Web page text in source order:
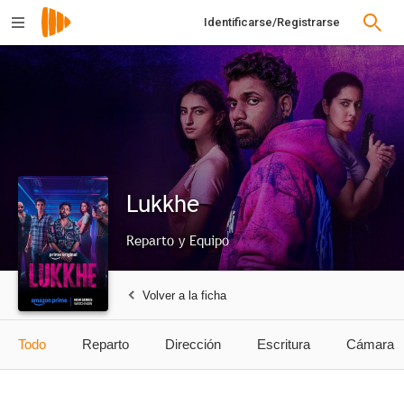
Identificarse/Registrarse
Lukkhe
Reparto y Equipo
Volver a la ficha
Todo Reparto Dirección Escritura Cámara